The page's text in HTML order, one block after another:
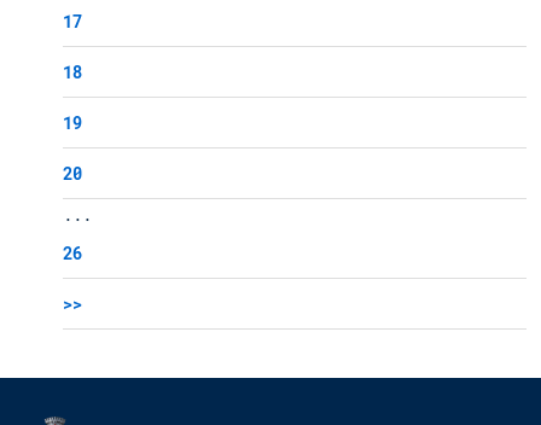
17
18
19
20
...
26
>>